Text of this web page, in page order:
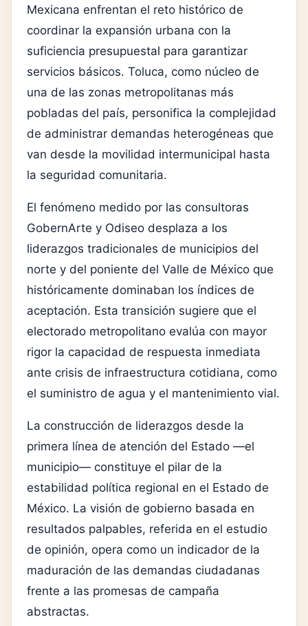
Mexicana enfrentan el reto histórico de
coordinar la expansión urbana con la
suficiencia presupuestal para garantizar
servicios básicos. Toluca, como núcleo de
una de las zonas metropolitanas más
pobladas del país, personifica la complejidad
de administrar demandas heterogéneas que
van desde la movilidad intermunicipal hasta
la seguridad comunitaria.
El fenómeno medido por las consultoras
GobernArte y Odiseo desplaza a los
liderazgos tradicionales de municipios del
norte y del poniente del Valle de México que
históricamente dominaban los índices de
aceptación. Esta transición sugiere que el
electorado metropolitano evalúa con mayor
rigor la capacidad de respuesta inmediata
ante crisis de infraestructura cotidiana, como
el suministro de agua y el mantenimiento vial.
La construcción de liderazgos desde la
primera línea de atención del Estado —el
municipio— constituye el pilar de la
estabilidad política regional en el Estado de
México. La visión de gobierno basada en
resultados palpables, referida en el estudio
de opinión, opera como un indicador de la
maduración de las demandas ciudadanas
frente a las promesas de campaña
abstractas.